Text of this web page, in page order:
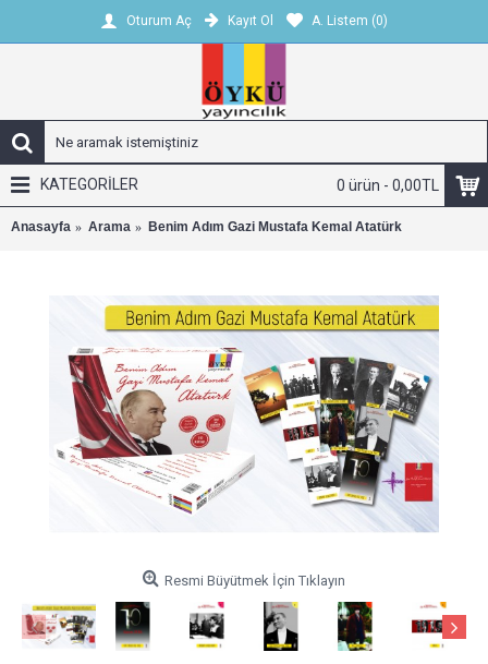
Oturum Aç Kayıt Ol A. Listem (0)
0 ürün - 0,00TL
KATEGORİLER
Anasayfa Arama Benim Adım Gazi Mustafa Kemal Atatürk
Resmi Büyütmek İçin Tıklayın